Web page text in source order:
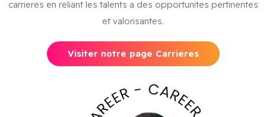
carrieres en reliant les talents a des opportunites pertinentes
et valorisantes.
Visiter notre page Carrieres